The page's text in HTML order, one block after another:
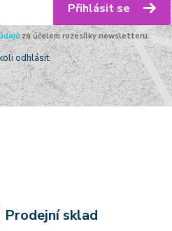
Přihlásit se
za účelem rozesílky newsletteru.
odhlásit.
Prodejní sklad